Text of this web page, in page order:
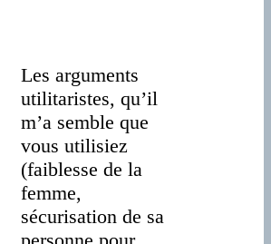
Les arguments
utilitaristes, qu’il
m’a semble que
vous utilisiez
(faiblesse de la
femme,
sécurisation de sa